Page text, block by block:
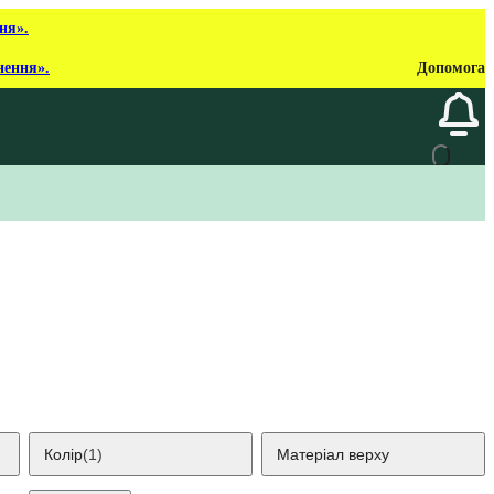
Допомога
Колір(1) Матеріал верху